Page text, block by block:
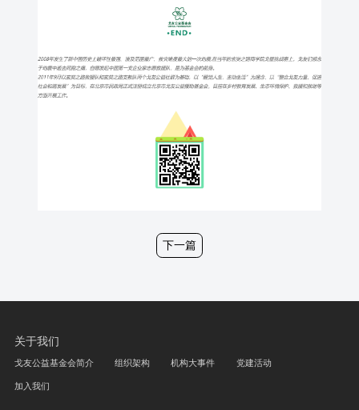
下一篇
关于我们
戈友公益基金会简介 组织架构 机构大事件 党建活动
加入我们